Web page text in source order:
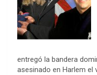
entregó la bandera
asesinado en Harlem el